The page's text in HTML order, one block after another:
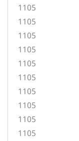
1105
1105
1105
1105
1105
1105
1105
1105
1105
1105